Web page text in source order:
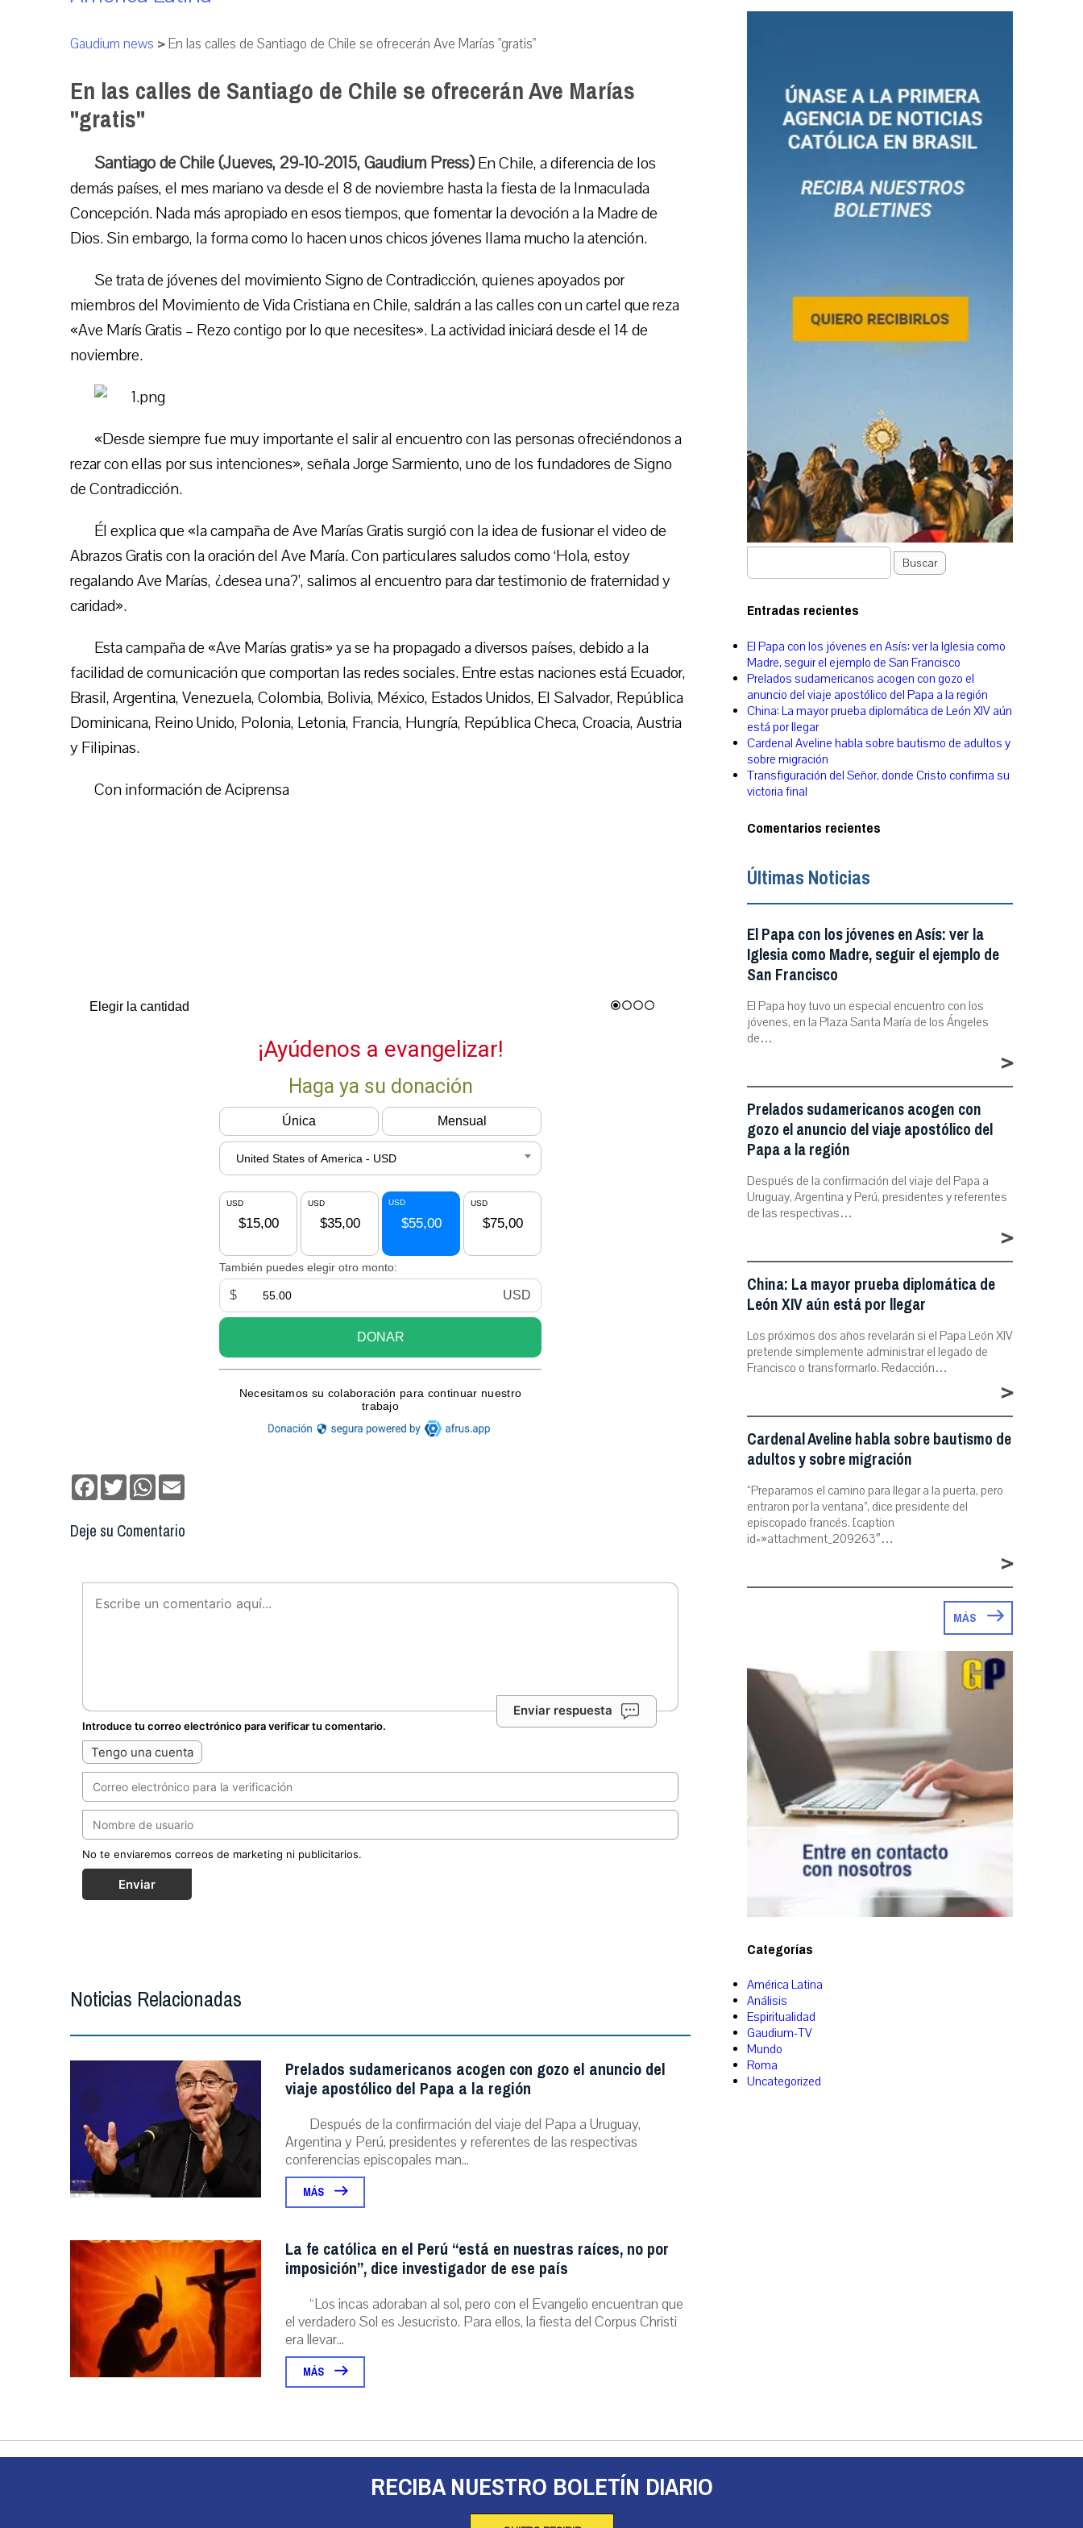
Gaudium news >En las calles de Santiago de Chile se ofrecerán Ave Marías "gratis"
En las calles de Santiago de Chile se ofrecerán Ave Marías
"gratis"
Santiago de Chile (Jueves, 29-10-2015, Gaudium Press)En Chile, a diferencia de los
demás países, el mes mariano va desde el 8 de noviembre hasta la fiesta de la Inmaculada
Concepción. Nada más apropiado en esos tiempos, que fomentar la devoción a la Madre de
Dios. Sin embargo, la forma como lo hacen unos chicos jóvenes llama mucho la atención.
Se trata de jóvenes del movimiento Signo de Contradicción, quienes apoyados por
miembros del Movimiento de Vida Cristiana en Chile, saldrán a las calles con un cartel que reza
«Ave Marís Gratis – Rezo contigo por lo que necesites». La actividad iniciará desde el 14 de
noviembre.
«Desde siempre fue muy importante el salir al encuentro con las personas ofreciéndonos a
rezar con ellas por sus intenciones», señala Jorge Sarmiento, uno de los fundadores de Signo
de Contradicción.
Él explica que «la campaña de Ave Marías Gratis surgió con la idea de fusionar el video de
Abrazos Gratis con la oración del Ave María. Con particulares saludos como ‘Hola, estoy
regalando Ave Marías, ¿desea una?’, salimos al encuentro para dar testimonio de fraternidad y
caridad».
Esta campaña de «Ave Marías gratis» ya se ha propagado a diversos países, debido a la
facilidad de comunicación que comportan las redes sociales. Entre estas naciones está Ecuador,
Brasil, Argentina, Venezuela, Colombia, Bolivia, México, Estados Unidos, El Salvador, República
Dominicana, Reino Unido, Polonia, Letonia, Francia, Hungría, República Checa, Croacia, Austria
y Filipinas.
Con información de Aciprensa
Facebook
TwitterWhatsApp
Deje su Comentario
Enviar respuesta
Introduce tu correo electrónico para verificar tu comentario.
Tengo una cuenta
No te enviaremos correos de marketing ni publicitarios.
Enviar
Noticias Relacionadas
Prelados sudamericanos acogen con gozo el anuncio del
viaje apostólico del Papa a la región
Después de la confirmación del viaje del Papa a Uruguay,
Argentina y Perú, presidentes y referentes de las respectivas
conferencias episcopales man...
MÁS
La fe católica en el Perú “está en nuestras raíces, no por
imposición”, dice investigador de ese país
“Los incas adoraban al sol, pero con el Evangelio encuentran que
el verdadero Sol es Jesucristo. Para ellos, la fiesta del Corpus Christi
era llevar...
MÁS
Buscar
Entradas recientes
El Papa con los jóvenes en Asís: ver la Iglesia como
Madre, seguir el ejemplo de San Francisco
Prelados sudamericanos acogen con gozo el
anuncio del viaje apostólico del Papa a la región
China: La mayor prueba diplomática de León XIV aún
está por llegar
Cardenal Aveline habla sobre bautismo de adultos y
sobre migración
Transfiguración del Señor, donde Cristo confirma su
victoria final
Comentarios recientes
Últimas Noticias
El Papa con los jóvenes en Asís: ver la
Iglesia como Madre, seguir el ejemplo de
San Francisco
El Papa hoy tuvo un especial encuentro con los
jóvenes, en la Plaza Santa María de los Ángeles
de…
>
Prelados sudamericanos acogen con
gozo el anuncio del viaje apostólico del
Papa a la región
Después de la confirmación del viaje del Papa a
Uruguay, Argentina y Perú, presidentes y referentes
de las respectivas…
>
China: La mayor prueba diplomática de
León XIV aún está por llegar
Los próximos dos años revelarán si el Papa León XIV
pretende simplemente administrar el legado de
Francisco o transformarlo. Redacción…
>
Cardenal Aveline habla sobre bautismo de
adultos y sobre migración
“Preparamos el camino para llegar a la puerta, pero
entraron por la ventana”, dice presidente del
episcopado francés. [caption
id=»attachment_209263″…
>
MÁS
Categorías
América Latina
Análisis
Espiritualidad
Gaudium-TV
Mundo
Roma
Uncategorized
RECIBA NUESTRO BOLETÍN DIARIO